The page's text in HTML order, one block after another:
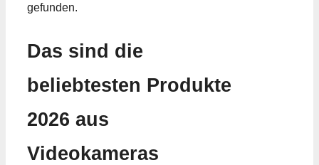
gefunden.
Das sind die
beliebtesten Produkte
2026 aus
Videokameras